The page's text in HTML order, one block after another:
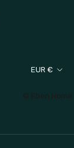
Devise
EUR €